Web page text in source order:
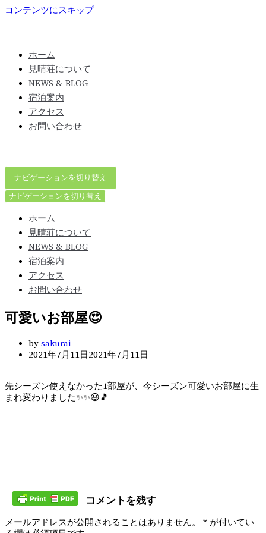
コンテンツにスキップ
ホーム
見晴荘について
NEWS & BLOG
宿泊案内
アクセス
お問い合わせ
ナビゲーションを切り替え
ナビゲーションを切り替え
ホーム
見晴荘について
NEWS & BLOG
宿泊案内
アクセス
お問い合わせ
可愛いお部屋😍
by sakurai
2021年7月11日 2021年7月11日
先シーズン使えなかった1部屋が、今シーズン可愛いお部屋に生
まれ変わりました✨✨😆🎵
コメントを残す
メールアドレスが公開されることはありません。 * が付いてい